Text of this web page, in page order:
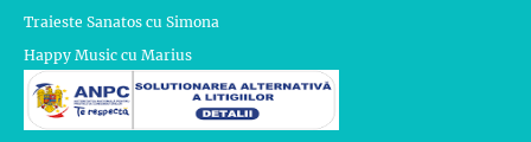
Traieste Sanatos cu Simona
Happy Music cu Marius